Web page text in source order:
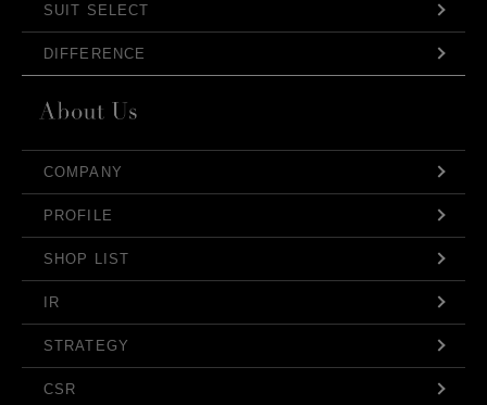
SUIT SELECT
DIFFERENCE
COMPANY
PROFILE
SHOP LIST
IR
STRATEGY
CSR